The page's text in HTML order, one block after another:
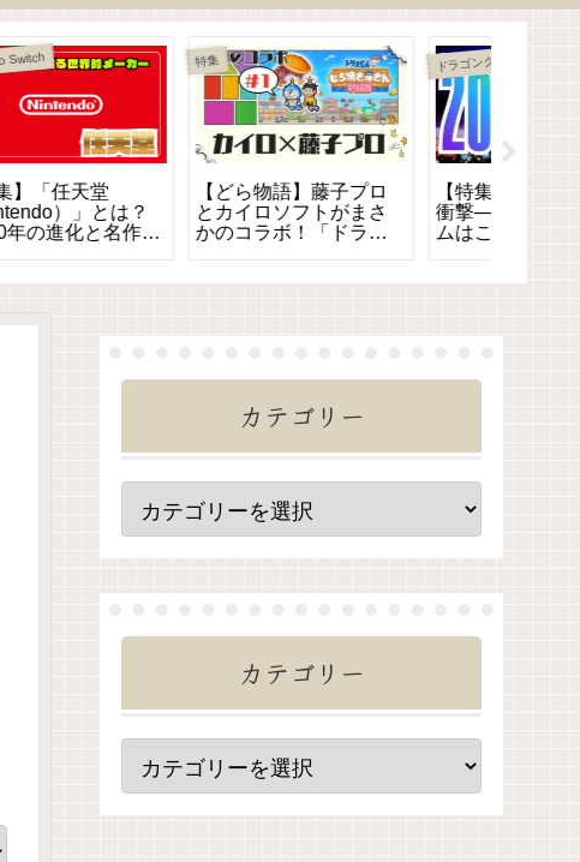
ポ
ケットモンスター 赤・緑
【ポケモン赤緑】最強
ライバル！グリーン徹
底解説｜性格・名言か
特集
【特集】RPGの歩み｜
70年代〜現代までの歴
史と魅力を徹底紹介
カテゴリー
カテゴリー